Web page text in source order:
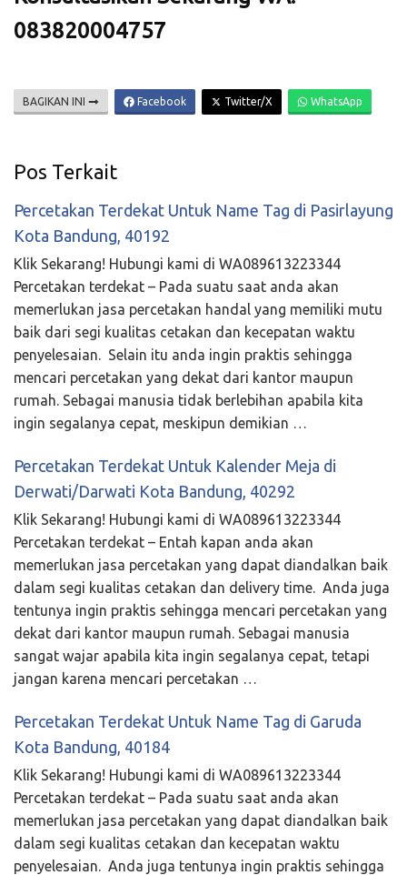
083820004757
BAGIKAN INI Facebook Twitter/X WhatsApp
Pos Terkait
Percetakan Terdekat Untuk Name Tag di Pasirlayung
Kota Bandung, 40192
Klik Sekarang! Hubungi kami di WA089613223344
Percetakan terdekat – Pada suatu saat anda akan
memerlukan jasa percetakan handal yang memiliki mutu
baik dari segi kualitas cetakan dan kecepatan waktu
penyelesaian. Selain itu anda ingin praktis sehingga
mencari percetakan yang dekat dari kantor maupun
rumah. Sebagai manusia tidak berlebihan apabila kita
ingin segalanya cepat, meskipun demikian …
Percetakan Terdekat Untuk Kalender Meja di
Derwati/Darwati Kota Bandung, 40292
Klik Sekarang! Hubungi kami di WA089613223344
Percetakan terdekat – Entah kapan anda akan
memerlukan jasa percetakan yang dapat diandalkan baik
dalam segi kualitas cetakan dan delivery time. Anda juga
tentunya ingin praktis sehingga mencari percetakan yang
dekat dari kantor maupun rumah. Sebagai manusia
sangat wajar apabila kita ingin segalanya cepat, tetapi
jangan karena mencari percetakan …
Percetakan Terdekat Untuk Name Tag di Garuda
Kota Bandung, 40184
Klik Sekarang! Hubungi kami di WA089613223344
Percetakan terdekat – Pada suatu saat anda akan
memerlukan jasa percetakan yang dapat diandalkan baik
dalam segi kualitas cetakan dan kecepatan waktu
penyelesaian. Anda juga tentunya ingin praktis sehingga